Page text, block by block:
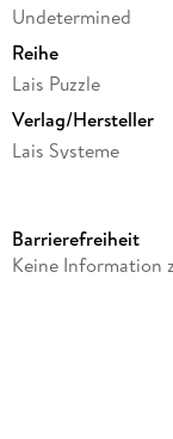
Undetermined
Reihe
Lais Puzzle
Verlag/Hersteller
Lais Systeme
Gewicht
Barrierefreiheit
Keine Information